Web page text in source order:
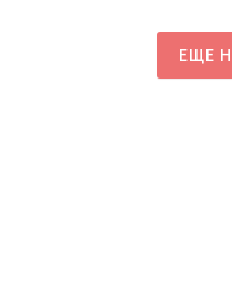
ЕЩЕ